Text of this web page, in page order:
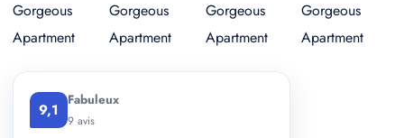
9,1 Fabuleux
9 avis